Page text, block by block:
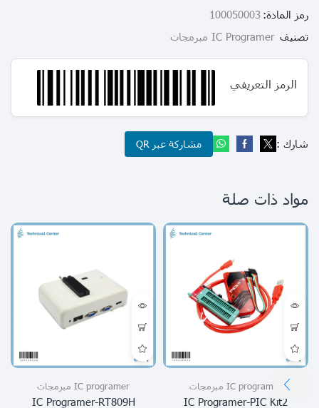
رمز المادة: 100050003
تصنيف IC Programer مبرمجات
الرمز التعريفي
شارك : مشاركة عبر QR
مواد ذات صلة
IC programer مبرمجات
IC Programer-PIC Kit2
IC programer مبرمجات
IC Programer-RT809H